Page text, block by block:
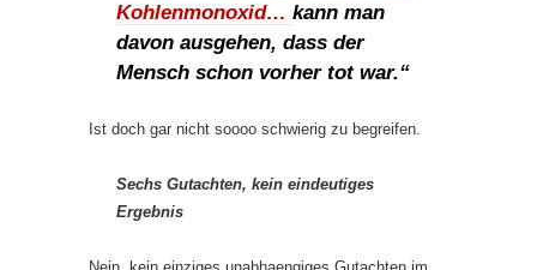
Kohlenmonoxid… kann man
davon ausgehen, dass der
Mensch schon vorher tot war.“
Ist doch gar nicht soooo schwierig zu begreifen.
Sechs Gutachten, kein eindeutiges
Ergebnis